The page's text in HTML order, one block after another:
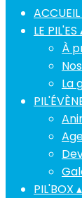
ACCUEIL
LE PIL'ES
À
La
PIL'BOX ▴